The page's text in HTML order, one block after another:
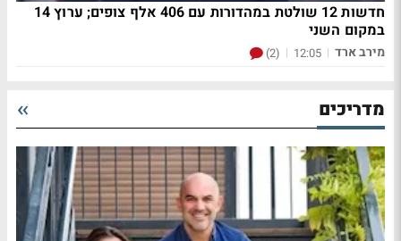
חדשות 12 שולטת במהדורות עם 406 אלף צופים; ערוץ 14
במקום השני
מירב ארד |
12:05
|
(2)
מדריכים